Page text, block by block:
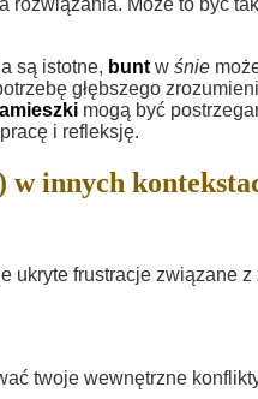
są istotne, bunt w śnie
głębszego
mogą być
i refleksję.
w innych
ukryte frustracje związane
twoje wewnętrzne